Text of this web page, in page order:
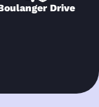
Drive